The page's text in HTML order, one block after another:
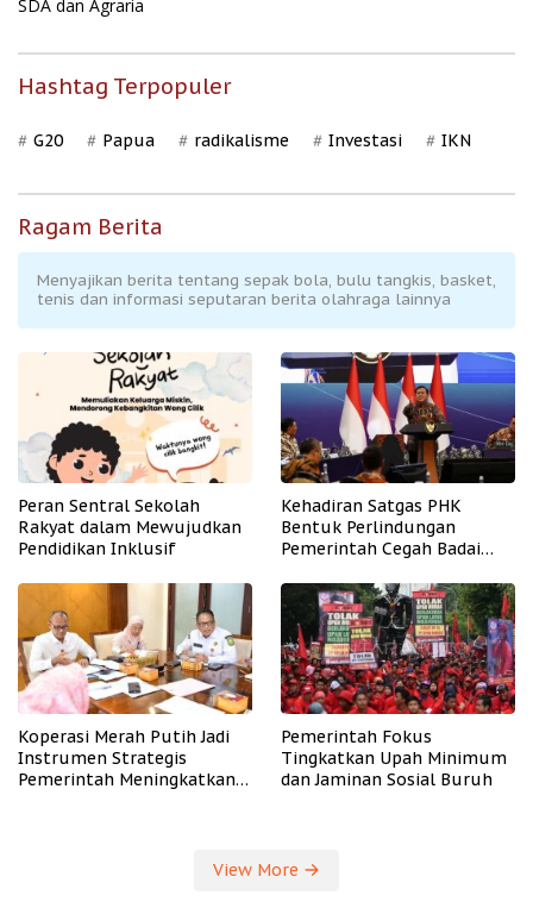
SDA dan Agraria
Hashtag Terpopuler
G20 Papua radikalisme Investasi IKN
Ragam Berita
Menyajikan berita tentang sepak bola, bulu tangkis, basket,
tenis dan informasi seputaran berita olahraga lainnya
Peran Sentral Sekolah
Rakyat dalam Mewujudkan
Pendidikan Inklusif
Kehadiran Satgas PHK
Bentuk Perlindungan
Pemerintah Cegah Badai
Koperasi Merah Putih Jadi
Instrumen Strategis
Pemerintah Meningkatkan
Pemerintah Fokus
Tingkatkan Upah Minimum
dan Jaminan Sosial Buruh
View More